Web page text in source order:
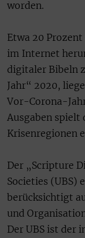
worden.
Etwa 20
im Internet
digitaler Bibeln
Jahr“ 2020,
Vor-Corona-
Ausgaben spielt
Krisenregionen
Der „Scripture
Societies (UBS)
berücksichtigt
und
Der UBS ist der